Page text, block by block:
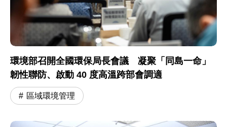
環境部召開全國環保局長會議 凝聚「同島一命」
韌性聯防、啟動 40 度高溫跨部會調適
區域環境管理